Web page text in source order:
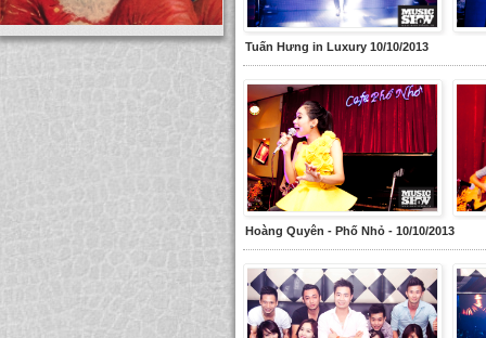
Tuấn Hưng in Luxury 10/10/2013
Hoàng Quyên - Phố Nhỏ - 10/10/2013